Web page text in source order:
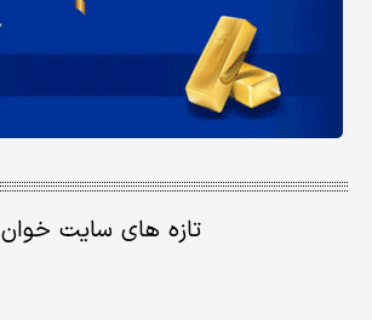
تازه های سایت خوان